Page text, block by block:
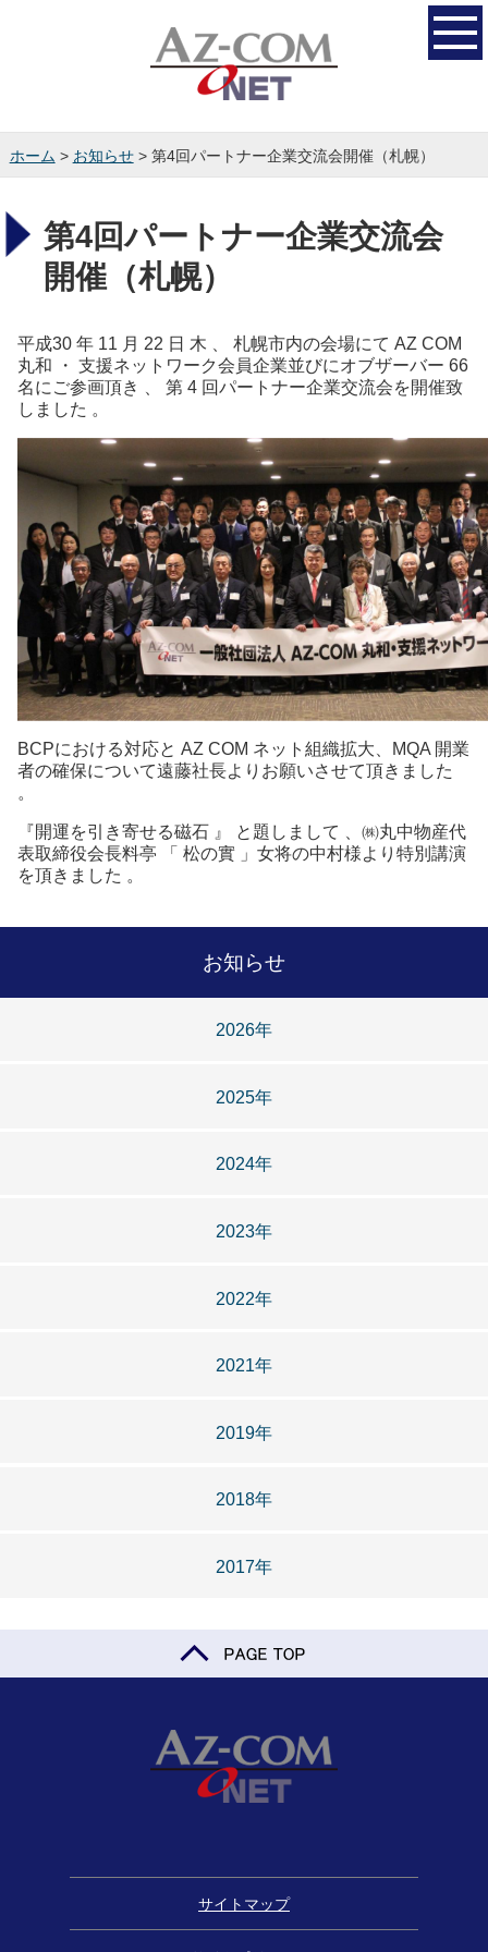
ホーム > お知らせ> 第4回パートナー企業交流会開催（札幌）
第4回パートナー企業交流会
開催（札幌）
平成30 年 11 月 22 日 木 、 札幌市内の会場にて AZ COM
丸和 ・ 支援ネットワーク会員企業並びにオブザーバー 66
名にご参画頂き 、 第 4 回パートナー企業交流会を開催致
しました 。
BCPにおける対応と AZ COM ネット組織拡大、MQA 開業
者の確保について遠藤社長よりお願いさせて頂きました
。
『開運を引き寄せる磁石 』 と題しまして 、㈱丸中物産代
表取締役会長料亭 「 松の實 」女将の中村様より特別講演
を頂きました 。
お知らせ
2026年
2025年
2024年
2023年
2022年
2021年
2019年
2018年
2017年
サイトマップ